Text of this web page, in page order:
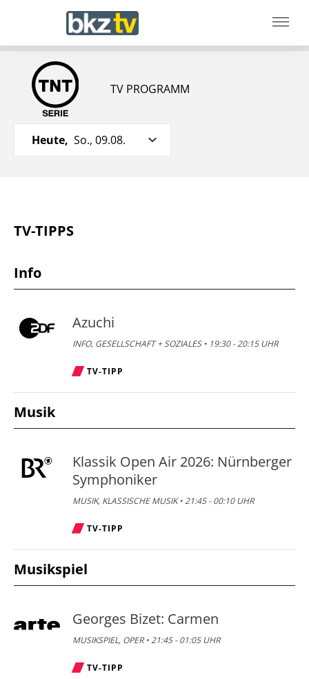
TV PROGRAMM
Heute, So., 09.08.
TV-TIPPS
Info
Azuchi
INFO, GESELLSCHAFT + SOZIALES • 19:30 - 20:15 UHR
TV-TIPP
Musik
Klassik Open Air 2026: Nürnberger
Symphoniker
MUSIK, KLASSISCHE MUSIK • 21:45 - 00:10 UHR
TV-TIPP
Musikspiel
Georges Bizet: Carmen
MUSIKSPIEL, OPER • 21:45 - 01:05 UHR
TV-TIPP